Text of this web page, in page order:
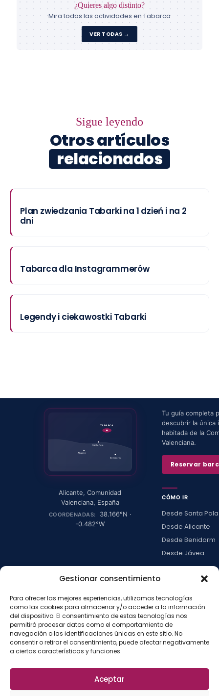
Gestionar consentimiento
Para ofrecer las mejores experiencias, utilizamos tecnologías
como las cookies para almacenar y/o acceder a la información
del dispositivo. El consentimiento de estas tecnologías nos
permitirá procesar datos como el comportamiento de
navegación o las identificaciones únicas en este sitio. No
consentir o retirar el consentimiento, puede afectar negativamente
a ciertas características y funciones.
Aceptar
¿Quieres algo distinto?
Mira todas las actividades en Tabarca
VER TODAS →
Sigue leyendo
Otros artículos
relacionados
Plan zwiedzania Tabarki na 1 dzień i na 2
dni
Tabarca dla Instagrammerów
Legendy i ciekawostki Tabarki
TABARCA
Santa Pola
Alicante
Benidorm
Alicante,Comunidad
Valenciana, España
COORDENADAS: 38.166°N ·
-0.482°W
Tu guía completa
descubrir la única
habitada de la
Valenciana.
Reservar
CÓMO IR
Desde Santa Pola
Desde Alicante
Desde Benidorm
Desde Jávea
LA ISLA
Actividades
Blog
Con niños
Press kit
©2026La Isla de Aviso legal·Privacidad·Cookies·